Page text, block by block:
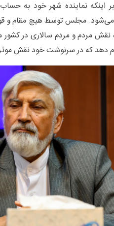
بر اینکه نماینده شهر خود به
می‌شود. مجلس توسط هیچ مقام و
مردم و مردم سالاری در
دهد که در سرنوشت خود نقش